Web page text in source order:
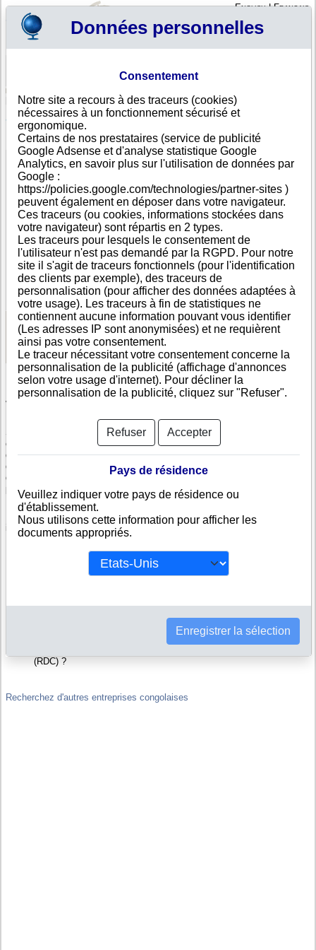
English|Français
Votre panier est vide
Congo (RDC) >Toutes villes >
SOCIETE MINIERE DU CONGO, CD
FICHE ENTREPRISE
Dénomination SOCIETE MINIERE DU CONGO
Adresse
Somic Building Avenue Maniema
Ville
- 575
Pays
Congo (RDC)
Type
d'adresse
Adresse unique
Téléphone
+243 99-------
DUNS®
Number
36-------
Cette entreprise fait partie d'un groupe de sociétés.
Nombre de sociétés dans ce groupe : 5
Voir les informations disponibles
Vérifiez SOCIETE MINIERE DU CONGO
SOCIETE MINIERE DU CONGO est immatriculée au registre du
commerce congolais. Info-clipper.com vous propose une large gamme de
documents et de rapports contenant d'une part des informations issues
des données légales permettant notamment de constituer l'équivalent
d'un Kbis et d'autres part des analyses et enquêtes commerciales
permettant d'évaluer la fiabilité et la solvabilité de cette entreprise.
Les documents sur SOCIETE MINIERE DU CONGO contiennent des
informations telles que :
N° DUNS : Ce N° est un SIRET international permettant d'identifier
chaque société
dirigeants...
Bilans, scores, ratings permettant d'évaluer la situation financière
de SOCIETE MINIERE DU CONGO
Liens financiers : SOCIETE MINIERE DU CONGO est-elle filiale
(RDC) ?
Recherchez d'autres entreprises congolaises
Données personnelles
Consentement
Notre site a recours à des traceurs (cookies)
nécessaires à un fonctionnement sécurisé et
ergonomique.
Certains de nos prestataires (service de publicité
Google Adsense et d'analyse statistique Google
Analytics, en savoir plus sur l'utilisation de données par
Google :
https://policies.google.com/technologies/partner-sites )
peuvent également en déposer dans votre navigateur.
Ces traceurs (ou cookies, informations stockées dans
votre navigateur) sont répartis en 2 types.
Les traceurs pour lesquels le consentement de
l'utilisateur n'est pas demandé par la RGPD. Pour notre
site il s'agit de traceurs fonctionnels (pour l'identification
des clients par exemple), des traceurs de
personnalisation (pour afficher des données adaptées à
votre usage). Les traceurs à fin de statistiques ne
contiennent aucune information pouvant vous identifier
(Les adresses IP sont anonymisées) et ne requièrent
ainsi pas votre consentement.
Le traceur nécessitant votre consentement concerne la
personnalisation de la publicité (affichage d'annonces
selon votre usage d'internet). Pour décliner la
personnalisation de la publicité, cliquez sur "Refuser".
Refuser Accepter
Pays de résidence
Veuillez indiquer votre pays de résidence ou
d'établissement.
Nous utilisons cette information pour afficher les
documents appropriés.
Enregistrer la sélection